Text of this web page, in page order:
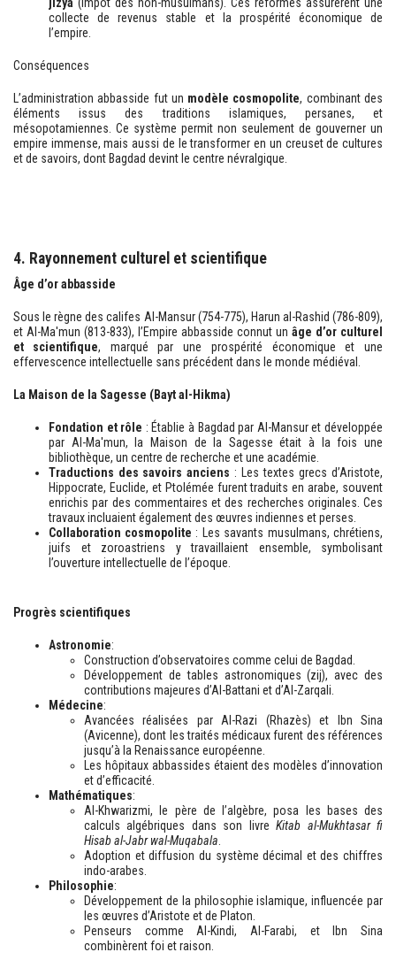
collecte de revenus stable et la prospérité économique de
l’empire.
Conséquences
L’administration abbasside fut un modèle cosmopolite, combinant des
éléments issus des traditions islamiques, persanes, et
mésopotamiennes. Ce système permit non seulement de gouverner un
empire immense, mais aussi de le transformer en un creuset de cultures
et de savoirs, dont Bagdad devint le centre névralgique.
4. Rayonnement culturel et scientifique
Âge d’or abbasside
Sous le règne des califes Al-Mansur (754-775), Harun al-Rashid (786-809),
et Al-Ma'mun (813-833), l’Empire abbasside connut un âge d’or culturel
et scientifique, marqué par une prospérité économique et une
effervescence intellectuelle sans précédent dans le monde médiéval.
La Maison de la Sagesse (Bayt al-Hikma)
Fondation et rôle : Établie à Bagdad par Al-Mansur et développée
par Al-Ma'mun, la Maison de la Sagesse était à la fois une
bibliothèque, un centre de recherche et une académie.
Traductions des savoirs anciens : Les textes grecs d’Aristote,
Hippocrate, Euclide, et Ptolémée furent traduits en arabe, souvent
enrichis par des commentaires et des recherches originales. Ces
travaux incluaient également des œuvres indiennes et perses.
Collaboration cosmopolite : Les savants musulmans, chrétiens,
juifs et zoroastriens y travaillaient ensemble, symbolisant
l’ouverture intellectuelle de l’époque.
Progrès scientifiques
Astronomie:
Construction d’observatoires comme celui de Bagdad.
Développement de tables astronomiques (zij), avec des
contributions majeures d’Al-Battani et d’Al-Zarqali.
Médecine:
Avancées réalisées par Al-Razi (Rhazès) et Ibn Sina
(Avicenne), dont les traités médicaux furent des références
jusqu’à la Renaissance européenne.
Les hôpitaux abbassides étaient des modèles d’innovation
et d’efficacité.
Mathématiques:
Al-Khwarizmi, le père de l’algèbre, posa les bases des
calculs algébriques dans son livre Kitab al-Mukhtasar fi
Hisab al-Jabr wal-Muqabala
Adoption et diffusion du système décimal et des chiffres
indo-arabes.
Philosophie:
Développement de la philosophie islamique, influencée par
les œuvres d’Aristote et de Platon.
Penseurs comme Al-Kindi, Al-Farabi, et Ibn Sina
combinèrent foi et raison.